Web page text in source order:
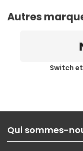
Autres
Switch
Qui sommes-